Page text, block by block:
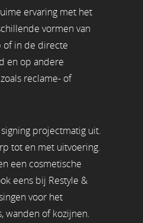
ervaring met het
vormen van
of in de directe
en op andere
reclame- of
projectmatig uit.
tot en met uitvoering.
een cosmetische
eens bij Restyle &
voor het
wanden of kozijnen.